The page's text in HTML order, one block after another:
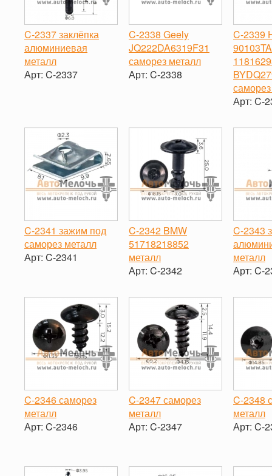
C-2337 заклёпка
алюминиевая
металл
Арт: C-2337
C-2338 Geely
JQ222DA6319F31
саморез металл
Арт: C-2338
C-2339
Арт: C-
-
C-2341 зажим под
саморез металл
Арт: C-2341
C-2342 BMW
51718218852
металл
Арт: C-2342
-
+
C-2343
металл
Арт: C-
-
C-2346 саморез
металл
Арт: C-2346
C-2347 саморез
металл
Арт: C-2347
C-2348
металл
Арт: C-